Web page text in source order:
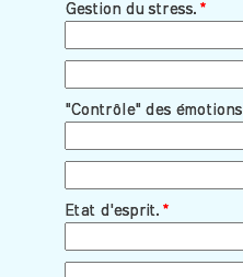
Gestion du stress. *
"Contrôle" des émotions
Etat d'esprit. *
Gestion du stress. *
"Contrôle" des émotions
Etat d'esprit. *